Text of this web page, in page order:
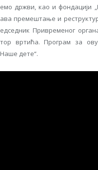
држви, као и
премештање и
Привременог
вртића. Програм за
дете“.